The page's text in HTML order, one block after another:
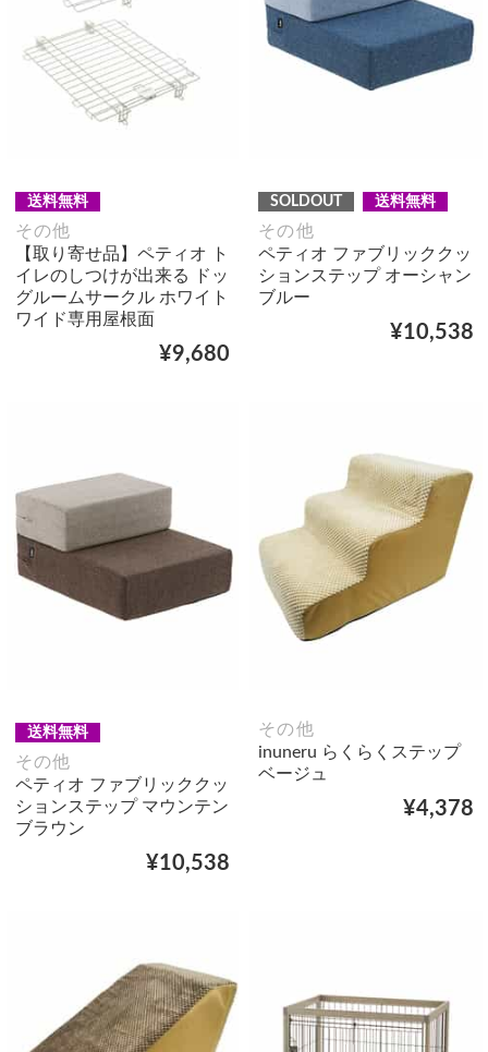
送料無料
その他
【取り寄せ品】ペティオ ト
イレのしつけが出来る ドッ
グルームサークル ホワイト
ワイド専用屋根面
¥9,680
SOLDOUT 送料無料
その他
ペティオ ファブリッククッ
ションステップ オーシャン
ブルー
¥10,538
送料無料
その他
ペティオ ファブリッククッ
ションステップ マウンテン
ブラウン
¥10,538
その他
inuneru らくらくステップ
ベージュ
¥4,378